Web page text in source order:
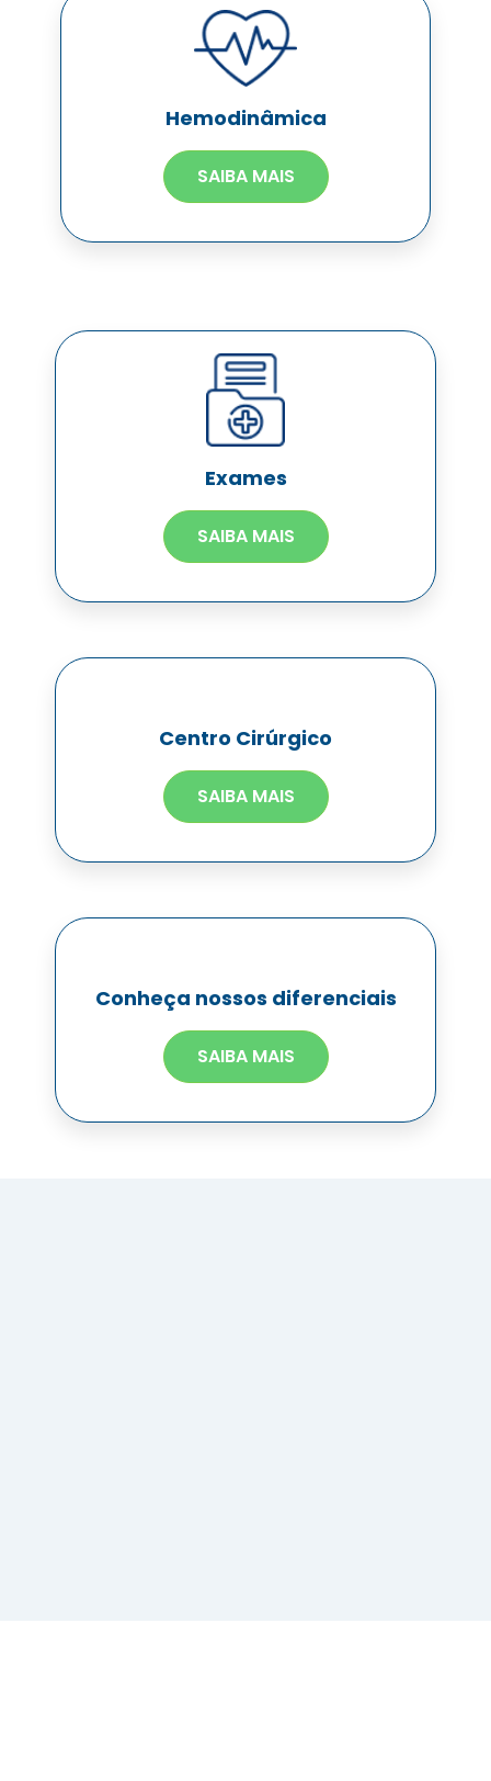
Hemodinâmica
SAIBA MAIS
Exames
SAIBA MAIS
Centro Cirúrgico
SAIBA MAIS
Conheça nossos diferenciais
SAIBA MAIS